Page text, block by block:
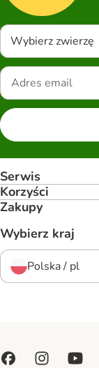
Wybierz zwierzę
Serwis
Korzyści
Zakupy
Wybierz kraj
Polska / pl